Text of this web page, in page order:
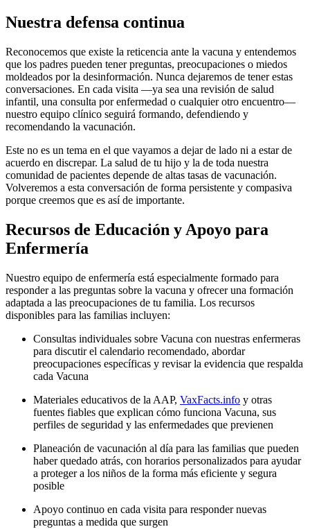
Nuestra defensa continua
Reconocemos que existe la reticencia ante la vacuna y entendemos
que los padres pueden tener preguntas, preocupaciones o miedos
moldeados por la desinformación. Nunca dejaremos de tener estas
conversaciones. En cada visita —ya sea una revisión de salud
infantil, una consulta por enfermedad o cualquier otro encuentro—
nuestro equipo clínico seguirá formando, defendiendo y
recomendando la vacunación.
Este no es un tema en el que vayamos a dejar de lado ni a estar de
acuerdo en discrepar. La salud de tu hijo y la de toda nuestra
comunidad de pacientes depende de altas tasas de vacunación.
Volveremos a esta conversación de forma persistente y compasiva
porque creemos que es así de importante.
Recursos de Educación y Apoyo para
Enfermería
Nuestro equipo de enfermería está especialmente formado para
responder a las preguntas sobre la vacuna y ofrecer una formación
adaptada a las preocupaciones de tu familia. Los recursos
disponibles para las familias incluyen:
Consultas individuales sobre Vacuna con nuestras enfermeras
para discutir el calendario recomendado, abordar
preocupaciones específicas y revisar la evidencia que respalda
cada Vacuna
Materiales educativos de la AAP, VaxFacts.info y otras
fuentes fiables que explican cómo funciona Vacuna, sus
perfiles de seguridad y las enfermedades que previenen
Planeación de vacunación al día para las familias que pueden
haber quedado atrás, con horarios personalizados para ayudar
a proteger a los niños de la forma más eficiente y segura
posible
Apoyo continuo en cada visita para responder nuevas
preguntas a medida que surgen